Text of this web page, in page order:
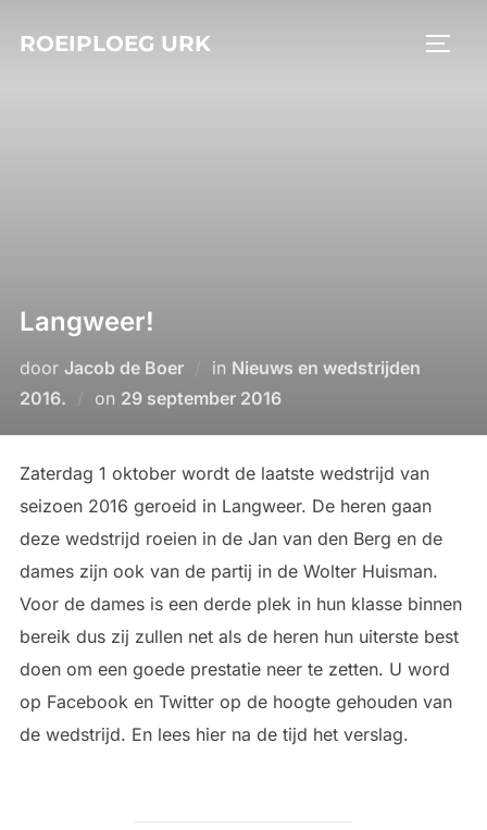
naarROEIPLOEG URK
Langweer!
door Jacob de Boer in Nieuws en wedstrijden
2016.
on Geplaatst
29 september 2016
Zaterdag 1 oktober wordt de laatste wedstrijd van
seizoen 2016 geroeid in Langweer. De heren gaan
deze wedstrijd roeien in de Jan van den Berg en de
dames zijn ook van de partij in de Wolter Huisman.
Voor de dames is een derde plek in hun klasse binnen
bereik dus zij zullen net als de heren hun uiterste best
doen om een goede prestatie neer te zetten. U word
op Facebook en Twitter op de hoogte gehouden van
de wedstrijd. En lees hier na de tijd het verslag.